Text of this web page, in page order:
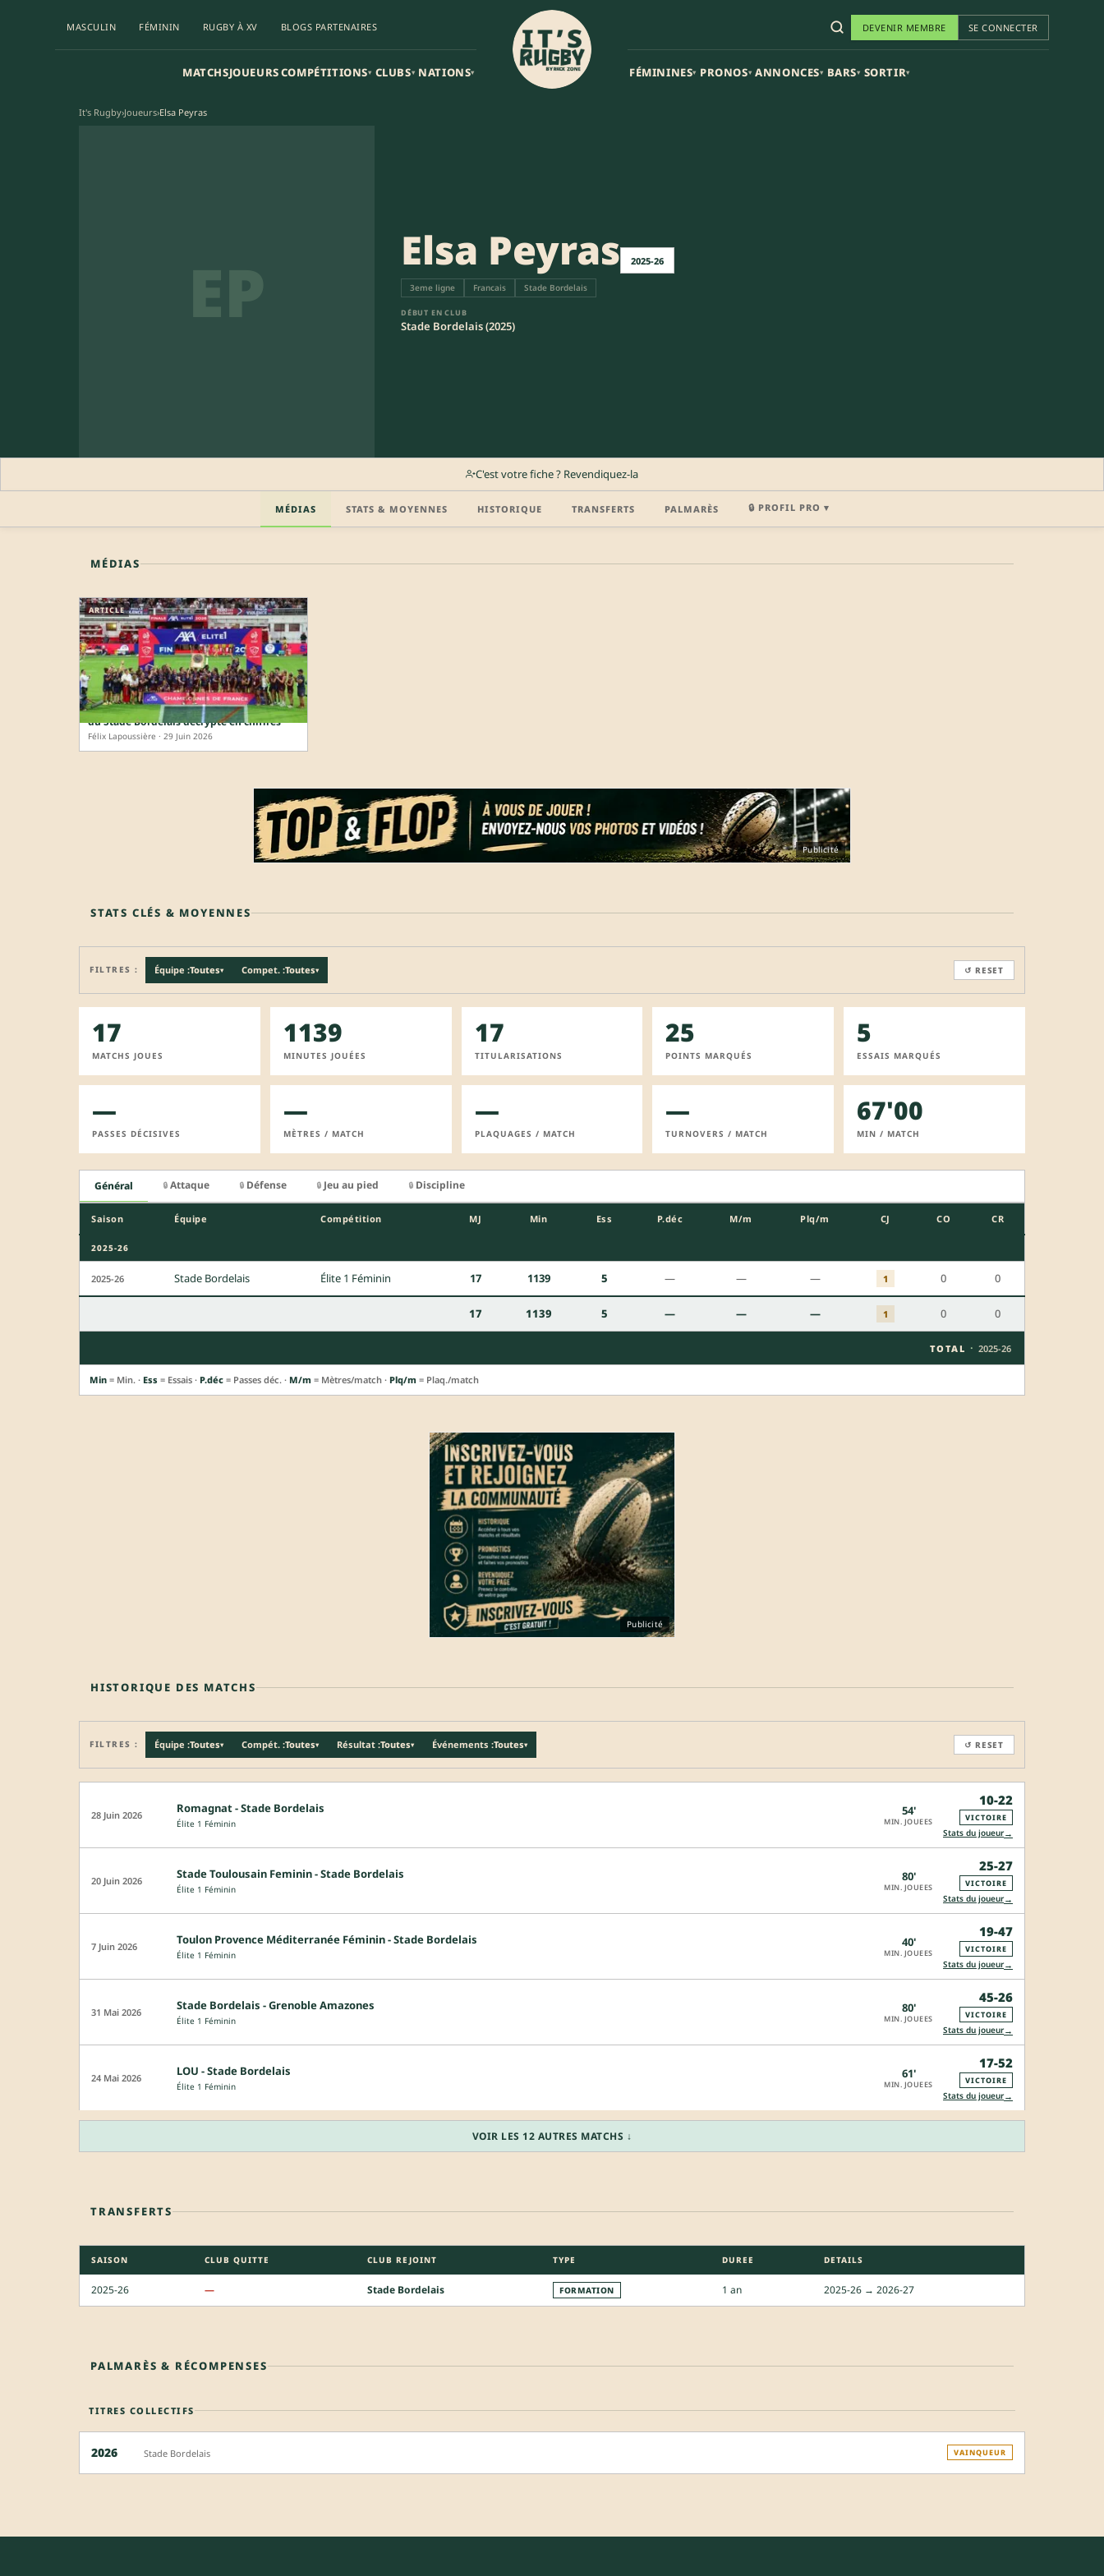
MASCULIN FÉMININ RUGBY À XV BLOGS PARTENAIRES
MATCHSJOUEURSCOMPÉTITIONS▾ CLUBS▾ NATIONS▾
DEVENIR MEMBRE SE CONNECTER
FÉMININES▾ PRONOS▾ ANNONCES▾ BARS▾ SORTIR▾
It's Rugby›Joueurs›Elsa Peyras
EP Elsa Peyras 2025-26
3eme ligne Francais Stade Bordelais
DÉBUT EN CLUB
Stade Bordelais (2025)
C'est votre fiche ? Revendiquez-la
MÉDIAS STATS & MOYENNES HISTORIQUE TRANSFERTS PALMARÈS 🔒 PROFIL PRO ▾
🔒 PROFIL PRO
🔒 Profil pro · Réservé aux clubs
Accédez aux informations professionnelles du joueur (disponibilité, agent, vidéo highlight, CV) en créant gratuitement votre compte Club.
MÉDIAS
ARTICLE
Élite 1 féminine : le quadruplé des Lionnes
du Stade Bordelais décrypté en chiffres
Félix Lapoussière · 29 Juin 2026
Publicité
STATS CLÉS & MOYENNES
FILTRES : Équipe :Toutes▾ Compet. :Toutes▾ ↺ RESET
17
MATCHS JOUES
1139
MINUTES JOUÉES
17
TITULARISATIONS
25
POINTS MARQUÉS
5
ESSAIS MARQUÉS
—
PASSES DÉCISIVES
—
MÈTRES / MATCH
—
PLAQUAGES / MATCH
—
TURNOVERS / MATCH
67'00
MIN / MATCH
Général 🔒 Attaque 🔒 Défense 🔒 Jeu au pied 🔒 Discipline
Saison Équipe Compétition MJ Min Ess P.déc M/m Plq/m CJ CO CR
2025-26
2025-26 Stade Bordelais Élite 1 Féminin 17 1139 5 — — — 1 0 0
17 1139 5 — — — 1 0 0
TOTAL · 2025-26
Min = Min. · Ess = Essais · P.déc = Passes déc. · M/m = Mètres/match · Plq/m = Plaq./match
Publicité
HISTORIQUE DES MATCHS
FILTRES : Équipe :Toutes▾ Compét. :Toutes▾ Résultat :Toutes▾ Événements :Toutes▾ ↺ RESET
28 Juin 2026 Romagnat - Stade Bordelais
Élite 1 Féminin
54'
MIN. JOUEES
10-22
VICTOIRE
Stats du joueur→
20 Juin 2026 Stade Toulousain Feminin - Stade Bordelais
Élite 1 Féminin
80'
MIN. JOUEES
25-27
VICTOIRE
Stats du joueur→
7 Juin 2026 Toulon Provence Méditerranée Féminin - Stade Bordelais
Élite 1 Féminin
40'
MIN. JOUEES
19-47
VICTOIRE
Stats du joueur→
31 Mai 2026 Stade Bordelais - Grenoble Amazones
Élite 1 Féminin
80'
MIN. JOUEES
45-26
VICTOIRE
Stats du joueur→
24 Mai 2026 LOU - Stade Bordelais
Élite 1 Féminin
61'
MIN. JOUEES
17-52
VICTOIRE
Stats du joueur→
VOIR LES 12 AUTRES MATCHS ↓
TRANSFERTS
SAISON CLUB QUITTE CLUB REJOINT TYPE DUREE DETAILS
2025-26 — Stade Bordelais FORMATION 1 an 2025-26 → 2026-27
PALMARÈS & RÉCOMPENSES
TITRES COLLECTIFS
2026 Stade Bordelais VAINQUEUR